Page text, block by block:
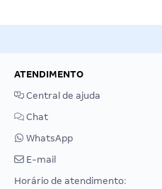
ATENDIMENTO
Central de ajuda
Chat
WhatsApp
E-mail
Horário de atendimento: